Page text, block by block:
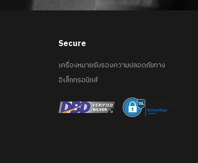
Secure
เครื่องหมายรับรองความปลอดภัยทาง
อิเล็กทรอนิกส์